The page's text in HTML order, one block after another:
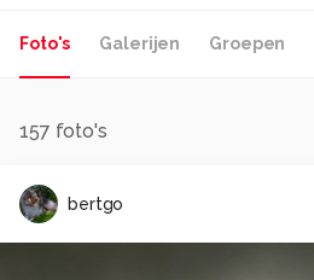
Lensbaby composer pro II
-
Foto's Galerijen Groepen
157 foto's
bertgo